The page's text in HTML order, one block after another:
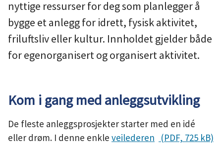
o
m
m
n
e
nyttige ressurser for deg som planlegger å
bygge et anlegg for idrett, fysisk aktivitet,
friluftsliv eller kultur. Innholdet gjelder både
for egenorganisert og organisert aktivitet.
Kom i gang med anleggsutvikling
De fleste anleggsprosjekter starter med en idé
eller drøm. I denne enkle veilederen
(PDF, 725 kB)